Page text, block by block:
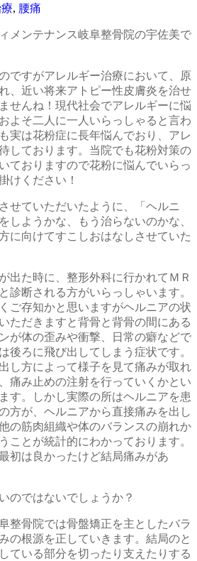
, 腰痛
メンテナンス岐阜整骨院の宇佐美で
ですがアレルギー治療において、原
、近い将来アトピー性皮膚炎を治せ
せんね！現代社会でアレルギーに悩
よそ二人に一人いらっしゃると言わ
実は花粉症に長年悩んでおり、アレ
しております。当院でも花粉対策の
ておりますので花粉に悩んでいらっ
けください！
せていただいたように、「ヘルニ
しようかな、もう治らないのかな、
に向けてすこしおはなしさせていた
出た時に、整形外科に行かれてＭＲ
診断される方がいらっしゃいます。
ご存知かと思いますがヘルニアの状
ただきますと背骨と背骨の間にある
が体の歪みや衝撃、日常の癖などで
後ろに飛び出してしまう症状です。
し方によって様子を見て痛みが取れ
痛み止めの注射を行っていくかとい
す。しかし実際の所はヘルニアを患
方が、ヘルニアから直接痛みを出し
の筋肉組織や体のバランスの崩れか
ことが統計的にわかっております。
初は良かったけど結局痛みがあ
のではないでしょうか？
整骨院では骨盤矯正を主としたバラ
の根源を正していきます。結局のと
ている部分を切ったり支えたりする